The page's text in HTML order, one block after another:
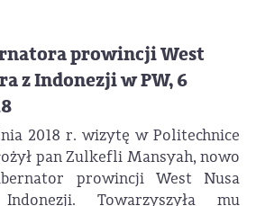
prowincji West
z Indonezji w PW, 6
2018 r. wizytę w Politechnice
pan Zulkefli Mansyah, nowo
prowincji West Nusa
Towarzyszyła mu